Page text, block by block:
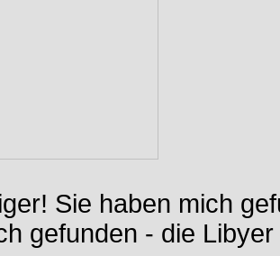
Sie haben mich
gefunden - die